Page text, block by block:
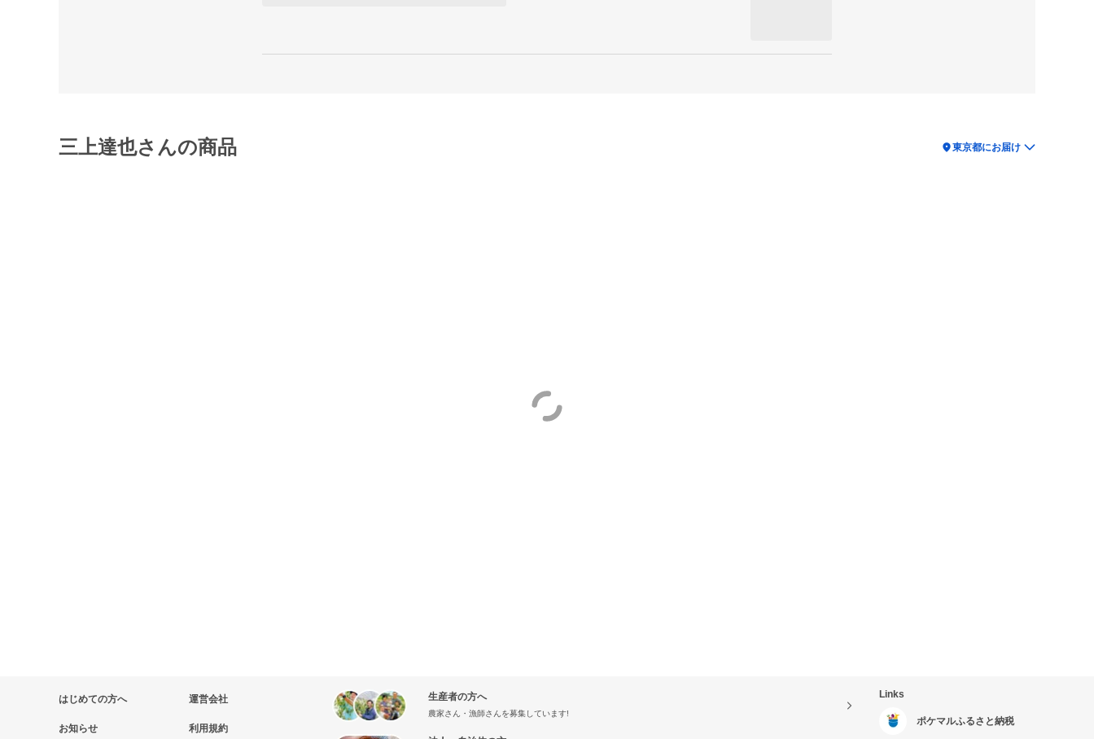
三上達也さんの商品 location_on東京都にお届け
はじめての方へ
お知らせ
運営会社
利用規約
生産者の方へ
農家さん・漁師さんを募集しています!
Links
ポケマルふるさと納税